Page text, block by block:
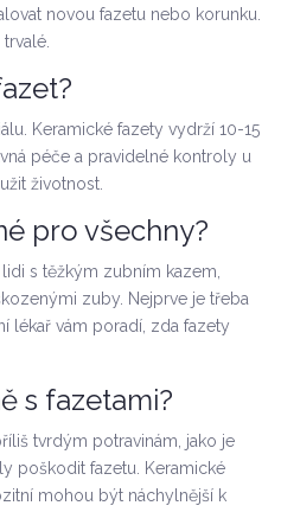
novou fazetu nebo korunku.
Keramické fazety vydrží 10-15
péče a pravidelné kontroly u
životnost.
pro všechny?
s těžkým zubním kazem,
zuby. Nejprve je třeba
lékař vám poradí, zda fazety
s fazetami?
tvrdým potravinám, jako je
poškodit fazetu. Keramické
mohou být náchylnější k